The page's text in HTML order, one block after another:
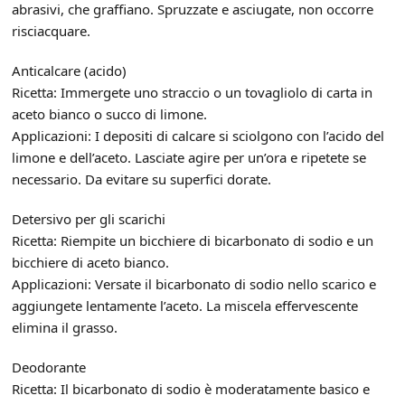
abrasivi, che graffiano. Spruzzate e asciugate, non occorre
risciacquare.
Anticalcare (acido)
Ricetta: Immergete uno straccio o un tovagliolo di carta in
aceto bianco o succo di limone.
Applicazioni: I depositi di calcare si sciolgono con l’acido del
limone e dell’aceto. Lasciate agire per un’ora e ripetete se
necessario. Da evitare su superfici dorate.
Detersivo per gli scarichi
Ricetta: Riempite un bicchiere di bicarbonato di sodio e un
bicchiere di aceto bianco.
Applicazioni: Versate il bicarbonato di sodio nello scarico e
aggiungete lentamente l’aceto. La miscela effervescente
elimina il grasso.
Deodorante
Ricetta: Il bicarbonato di sodio è moderatamente basico e